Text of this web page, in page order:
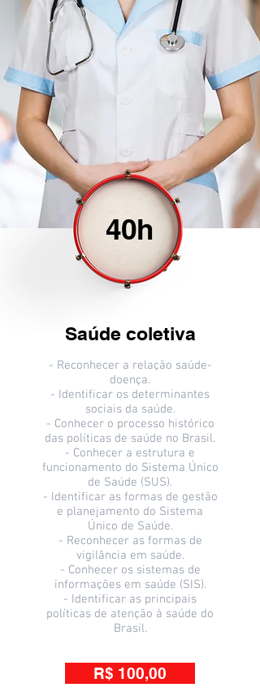
40h
Saúde coletiva
- Reconhecer a relação saúde-
doença.
- Identificar os determinantes
sociais da saúde.
- Conhecer o processo histórico
das políticas de saúde no Brasil.
- Conhecer a estrutura e
funcionamento do Sistema Único
de Saúde (SUS).
- Identificar as formas de gestão
e planejamento do Sistema
Único de Saúde.
- Reconhecer as formas de
vigilância em saúde.
- Conhecer os sistemas de
informações em saúde (SIS).
- Identificar as principais
políticas de atenção à saúde do
Brasil.
R$ 100,00